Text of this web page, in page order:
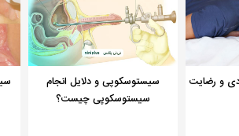
و رضایت
سیستوسکوپی و دلایل انجام
سیستوسکوپی چیست؟